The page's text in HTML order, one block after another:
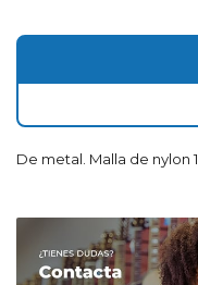
De metal. Malla de nylon